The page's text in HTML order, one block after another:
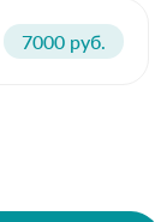
7000 руб.